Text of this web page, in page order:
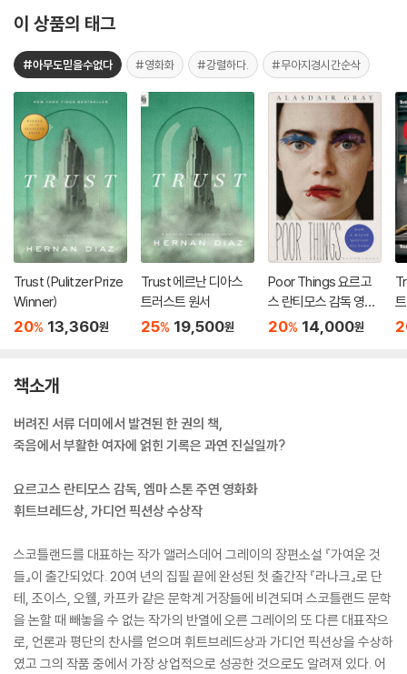
이 상품의 태그
#아무도믿을수없다 #영화화 #강렬하다. #무아지경시간순삭
Trust (Pulitzer Prize
Winner)
20% 13,360원
Trust 에르난 디아스
트러스트 원서
25% 19,500원
Poor Things 요르고
스 란티모스 감독 영화
가여운 것들 원작소설
20% 14,000원
책소개
버려진 서류 더미에서 발견된 한 권의 책,
죽음에서 부활한 여자에 얽힌 기록은 과연 진실일까?
요르고스 란티모스 감독, 엠마 스톤 주연 영화화
휘트브레드상, 가디언 픽션상 수상작
스코틀랜드를 대표하는 작가 앨러스데어 그레이의 장편소설 『가여운 것
들』이 출간되었다. 20여 년의 집필 끝에 완성된 첫 출간작 『라나크』로 단
테, 조이스, 오웰, 카프카 같은 문학계 거장들에 비견되며 스코틀랜드 문학
을 논할 때 빼놓을 수 없는 작가의 반열에 오른 그레이의 또 다른 대표작으
로, 언론과 평단의 찬사를 얻으며 휘트브레드상과 가디언 픽션상을 수상하
였고 그의 작품 중에서 가장 상업적으로 성공한 것으로도 알려져 있다. 어